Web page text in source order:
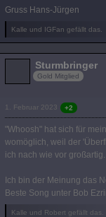
Gruss Hans-Jürgen
Kalle und IGFan gefällt das.
Sturmbringer
Gold Mitglied
1. Februar 2023 +2
"Whoosh" hat sich für
womöglich, weil der
ich nach wie vor großartig.
Ich bin der Meinung das
Beste Song unter Bob
Kalle und Robert gefällt das.